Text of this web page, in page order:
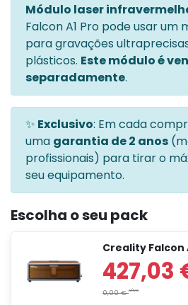
Módulo laser
Falcon A1 Pro pode usar um
para gravações
plásticos. Este módulo é
separadamente.
✨ Exclusivo: Em cada
uma garantia de 2 anos
profissionais) para tirar o
seu equipamento.
Escolha o seu pack
Creality Falcon